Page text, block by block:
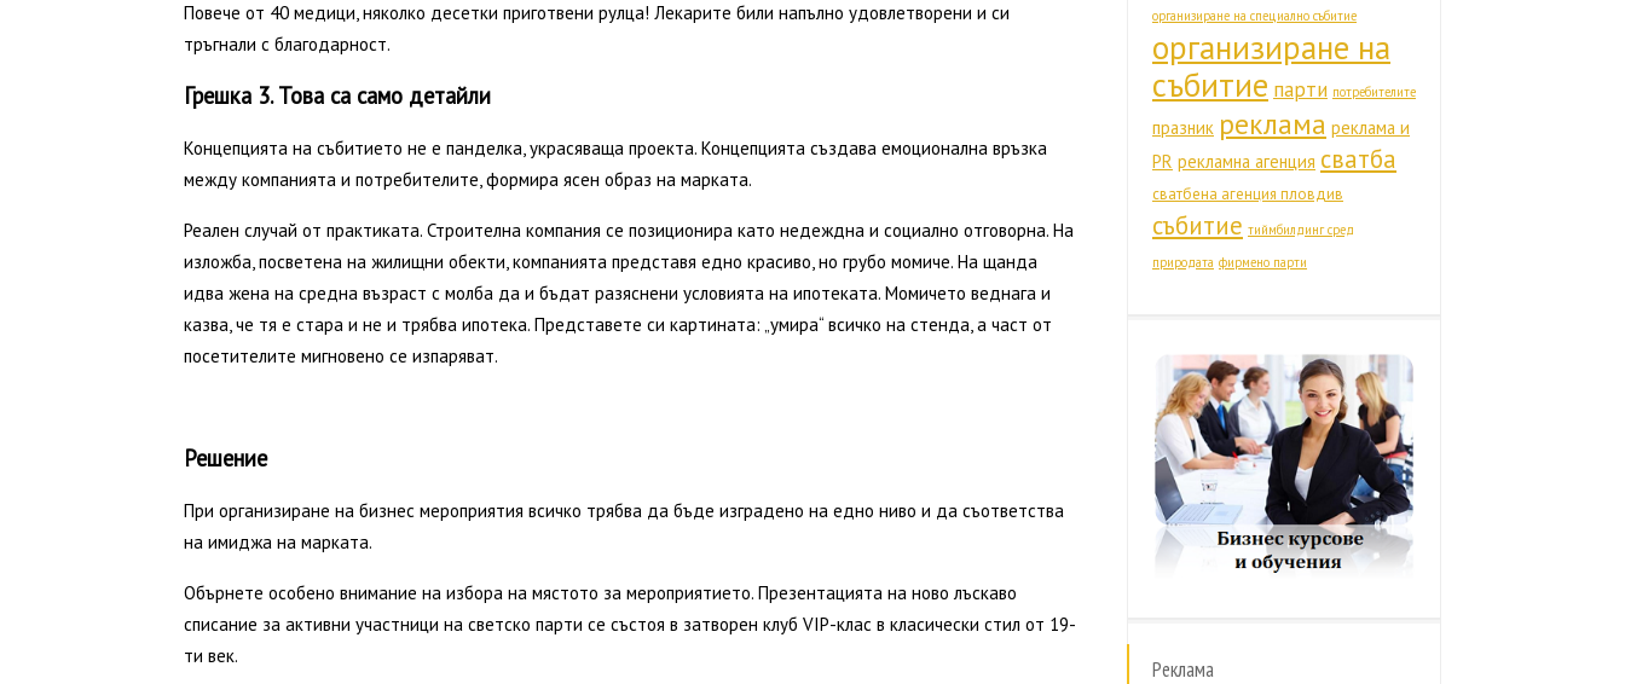
Повече от 40 медици, няколко десетки приготвени рулца! Лекарите били напълно удовлетворени и си
тръгнали с благодарност.
Грешка 3. Това са само детайли
Концепцията на събитието не е панделка, украсяваща проекта. Концепцията създава емоционална връзка
между компанията и потребителите, формира ясен образ на марката.
Реален случай от практиката. Строителна компания се позиционира като недеждна и социално отговорна. На
изложба, посветена на жилищни обекти, компанията представя едно красиво, но грубо момиче. На щанда
идва жена на средна възраст с молба да и бъдат разяснени условията на ипотеката. Момичето веднага и
казва, че тя е стара и не и трябва ипотека. Представете си картината: „умира“ всичко на стенда, а част от
посетителите мигновено се изпаряват.
Решение
При организиране на бизнес мероприятия всичко трябва да бъде изградено на едно ниво и да съответства
на имиджа на марката.
Обърнете особено внимание на избора на мястото за мероприятието. Презентацията на ново лъскаво
списание за активни участници на светско парти се състоя в затворен клуб VIP-клас в класически стил от 19-
ти век.
организиране на специално събитие
организиране на
събитие парти потребителите
празник реклама реклама и
PR рекламна агенция сватба
сватбена агенция пловдив
събитие тиймбилдинг сред
природата фирмено парти
Реклама